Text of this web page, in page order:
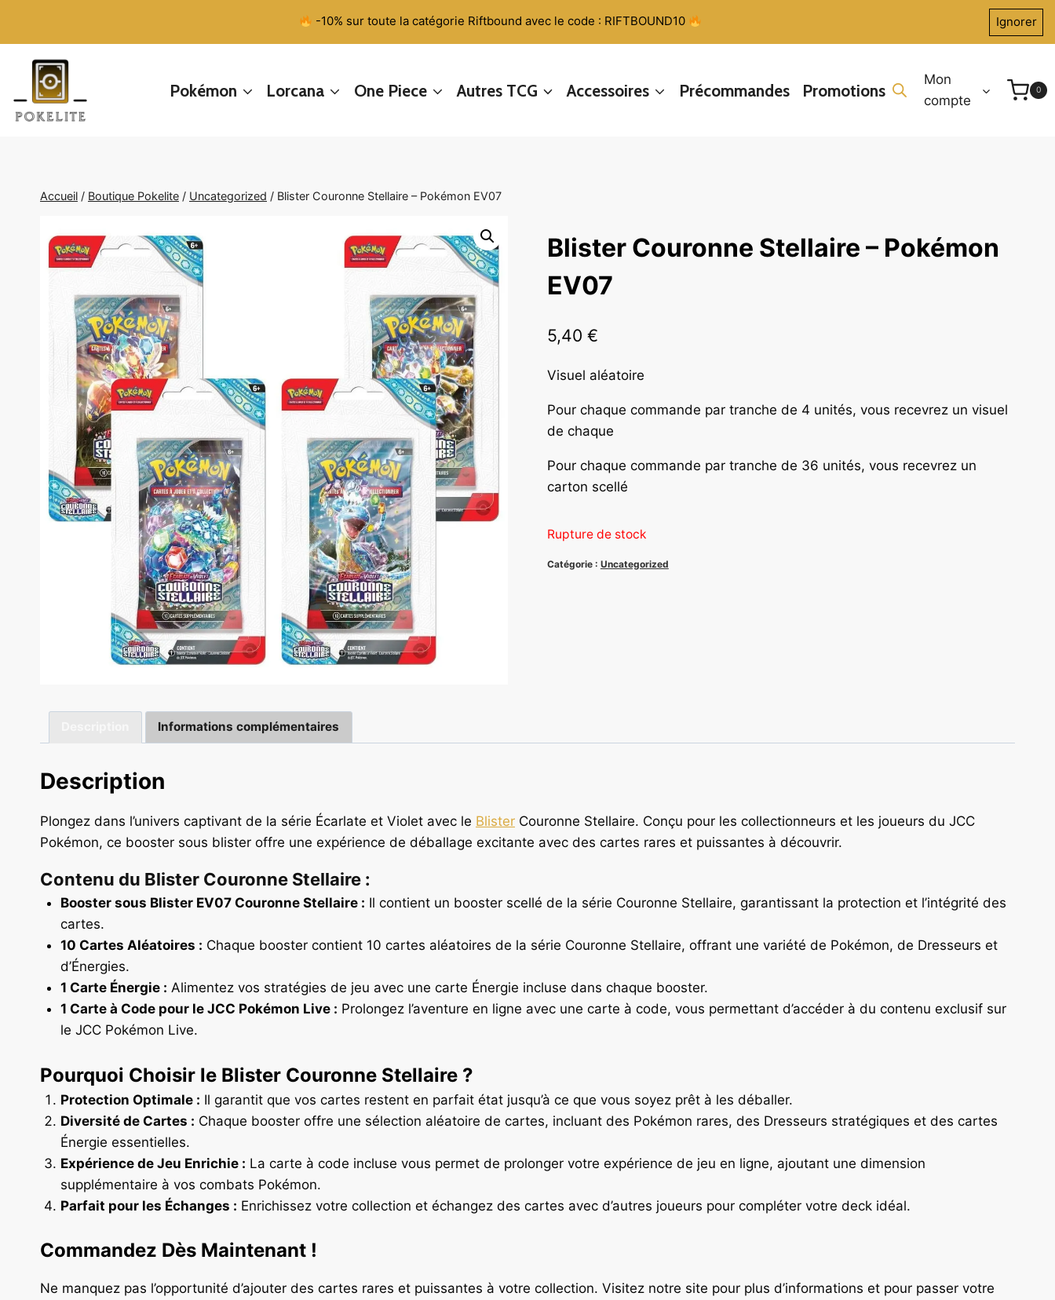
-10% sur toute la catégorie Riftbound avec le code : RIFTBOUND10 Ignorer
Pokémon Lorcana One Piece Autres TCG Accessoires Précommandes Promotions
Mon
compte
0
Accueil / Boutique Pokelite / Uncategorized / Blister Couronne Stellaire – Pokémon EV07
Blister Couronne Stellaire – Pokémon
EV07
5,40 €
Visuel aléatoire
Pour chaque commande par tranche de 4 unités, vous recevrez un visuel
de chaque
Pour chaque commande par tranche de 36 unités, vous recevrez un
carton scellé
Rupture de stock
Catégorie : Uncategorized
Informations complémentaires
Description
Plongez dans l’univers captivant de la série Écarlate et Violet avec le Blister Couronne Stellaire. Conçu pour les collectionneurs et les joueurs du JCC
Pokémon, ce booster sous blister offre une expérience de déballage excitante avec des cartes rares et puissantes à découvrir.
Contenu du Blister Couronne Stellaire :
Booster sous Blister EV07 Couronne Stellaire : Il contient un booster scellé de la série Couronne Stellaire, garantissant la protection et l’intégrité des
cartes.
10 Cartes Aléatoires : Chaque booster contient 10 cartes aléatoires de la série Couronne Stellaire, offrant une variété de Pokémon, de Dresseurs et
d’Énergies.
1 Carte Énergie : Alimentez vos stratégies de jeu avec une carte Énergie incluse dans chaque booster.
1 Carte à Code pour le JCC Pokémon Live : Prolongez l’aventure en ligne avec une carte à code, vous permettant d’accéder à du contenu exclusif sur
le JCC Pokémon Live.
Pourquoi Choisir le Blister Couronne Stellaire ?
Protection Optimale : Il garantit que vos cartes restent en parfait état jusqu’à ce que vous soyez prêt à les déballer.
Diversité de Cartes : Chaque booster offre une sélection aléatoire de cartes, incluant des Pokémon rares, des Dresseurs stratégiques et des cartes
Énergie essentielles.
Expérience de Jeu Enrichie : La carte à code incluse vous permet de prolonger votre expérience de jeu en ligne, ajoutant une dimension
supplémentaire à vos combats Pokémon.
Parfait pour les Échanges : Enrichissez votre collection et échangez des cartes avec d’autres joueurs pour compléter votre deck idéal.
Commandez Dès Maintenant !
Ne manquez pas l’opportunité d’ajouter des cartes rares et puissantes à votre collection. Visitez notre site pour plus d’informations et pour passer votre